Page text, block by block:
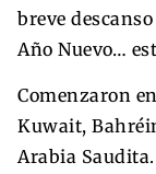
breve
Año Nuevo…
Comenzaron
Kuwait,
Arabia